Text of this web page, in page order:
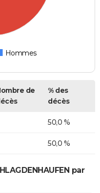
Hommes
de
% des
décès
50,0 %
50,0 %
par